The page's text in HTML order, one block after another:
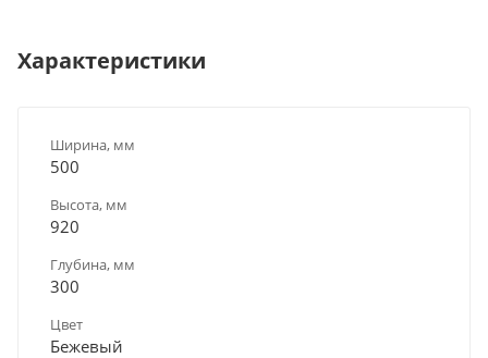
Характеристики
Ширина, мм
500
Высота, мм
920
Глубина, мм
300
Цвет
Бежевый